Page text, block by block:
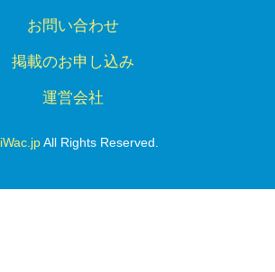
お問い合わせ
掲載のお申し込み
運営会社
iWac.jpAll Rights Reserved.